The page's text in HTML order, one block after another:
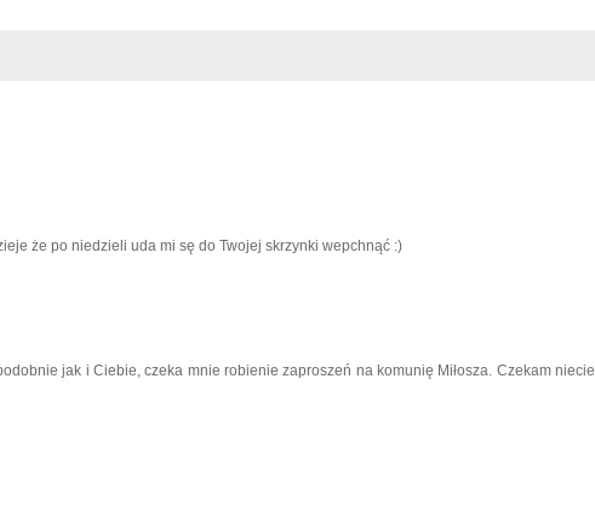
że po niedzieli uda mi sę do Twojej skrzynki wepchnąć :)
jak i Ciebie, czeka mnie robienie zaproszeń na komunię Miłosza. Czekam